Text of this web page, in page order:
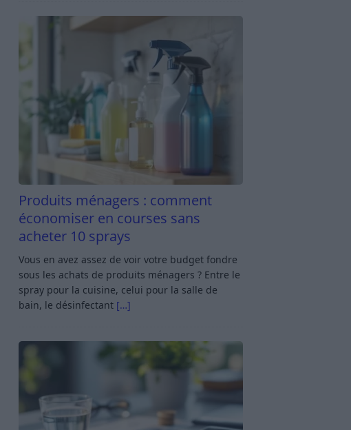
Produits ménagers : comment
économiser en courses sans
acheter 10 sprays
Vous en avez assez de voir votre budget fondre
sous les achats de produits ménagers ? Entre le
spray pour la cuisine, celui pour la salle de
bain, le désinfectant […]